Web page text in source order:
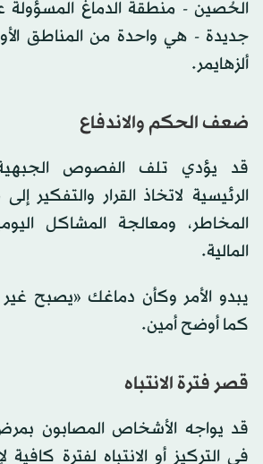
الحُصين - منطقة الدماغ
جديدة - هي واحدة من المناطق
ألزهايمر.
ضعف الحكم والاندفاع
قد يؤدي تلف الفصوص
الرئيسية لاتخاذ القرار والتفكير
المخاطر، ومعالجة المشاكل
المالية.
يبدو الأمر وكأن دماغك «يصبح غير
كما أوضح أمين.
قصر فترة الانتباه
قد يواجه الأشخاص المصابون
في التركيز أو الانتباه لفترة كافية